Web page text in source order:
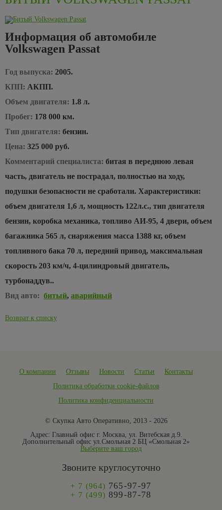
Информация об автомобиле
Volkswagen Passat
Год выпуска: 2005.
КПП: АКПП.
Объем двигателя: 1.8 л.
Пробег: 178 000 км.
Тип двигателя: бензин.
Цена: 325 000 руб.
Комментарий специалиста: битая в переднюю левая
часть, двигатель не пострадал, полностью на ходу,
подушки безопасности не сработали. Характеристики:
объем двигателя 1,6 л, мощность 122л.с., тип двигателя
бензин, коробка механика, топливо АИ-95, 4 двери, объем
багажника 565 л, снаряжения масса 1388 кг, объем
топливного бака 70 л, передний привод, максимальная
скорость 203 км/ч, 4-цилиндровый двигатель,
турбонаддув..
Вид авто: битый, аварийный
Возврат к списку
О компании Отзывы Новости Статьи
Контакты
Политика обработки cookie-файлов
Политика конфиденциальности
© Скупка Авто Оперативно, 2013 - 2026
Адрес: Главный офис г. Москва, ул. Витебская д.9.
Дополнительный офис ул.Смольная 2 БЦ «Смольная 2»
Выберите ваш город
Звоните круглосуточно
+ 7 (964) 765-97-97
+ 7 (499) 899-87-78